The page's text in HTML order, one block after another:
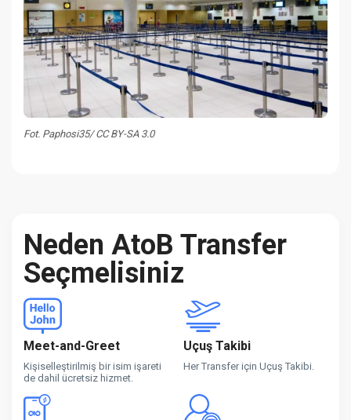
Fot. Paphosi35/ CC BY-SA 3.0
Neden AtoB Transfer
Seçmelisiniz
Meet-and-Greet
Kişiselleştirilmiş bir isim işareti
de dahil ücretsiz hizmet.
Uçuş Takibi
Her Transfer için Uçuş Takibi.